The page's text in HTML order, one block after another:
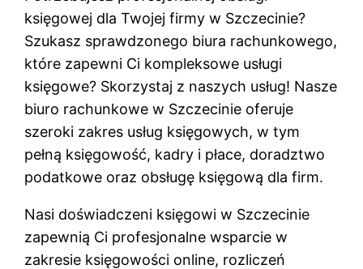
księgowej dla Twojej firmy w Szczecinie?
Szukasz sprawdzonego biura rachunkowego,
które zapewni Ci kompleksowe usługi
księgowe? Skorzystaj z naszych usług! Nasze
biuro rachunkowe w Szczecinie oferuje
szeroki zakres usług księgowych, w tym
pełną księgowość, kadry i płace, doradztwo
podatkowe oraz obsługę księgową dla firm.
Nasi doświadczeni księgowi w Szczecinie
zapewnią Ci profesjonalne wsparcie w
zakresie księgowości online, rozliczeń